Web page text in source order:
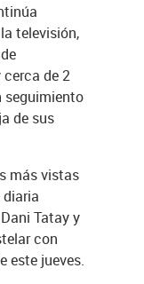
televisión,
cerca de 2
seguimiento
de sus
más vistas
diaria
Tatay y
con
este jueves.